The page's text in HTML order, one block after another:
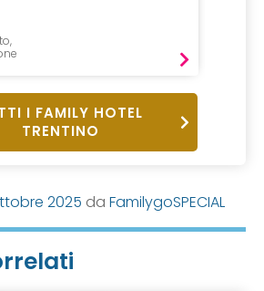
I FAMILY HOTEL
TRENTINO
2025 da FamilygoSPECIAL